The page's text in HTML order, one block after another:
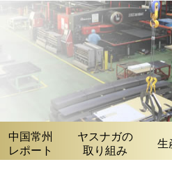
中国常州
レポート
ヤスナガの
取り組み
生